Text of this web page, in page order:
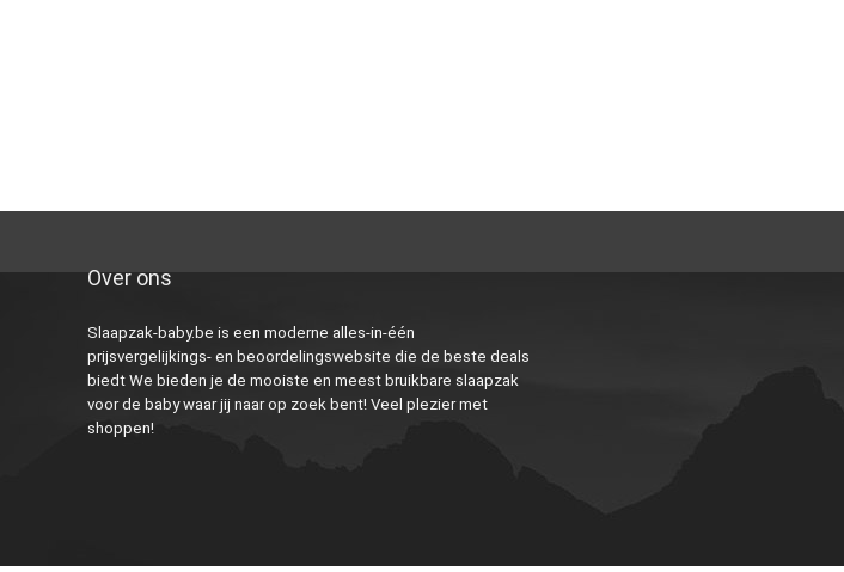
Over ons
Slaapzak-baby.be is een moderne alles-in-één
prijsvergelijkings- en beoordelingswebsite die de beste deals
biedt We bieden je de mooiste en meest bruikbare slaapzak
voor de baby waar jij naar op zoek bent! Veel plezier met
shoppen!